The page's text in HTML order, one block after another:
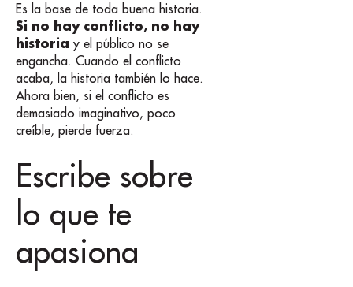
Es la base de toda buena historia.
Si no hay conflicto, no hay
historia y el público no se
engancha. Cuando el conflicto
acaba, la historia también lo hace.
Ahora bien, si el conflicto es
demasiado imaginativo, poco
creíble, pierde fuerza.
Escribe sobre
lo que te
apasiona